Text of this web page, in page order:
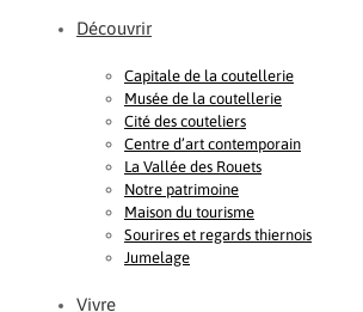
Découvrir
Capitale de la coutellerie
Musée de la coutellerie
Cité des couteliers
Centre d’art contemporain
La Vallée des Rouets
Notre patrimoine
Maison du tourisme
Sourires et regards thiernois
Jumelage
Vivre